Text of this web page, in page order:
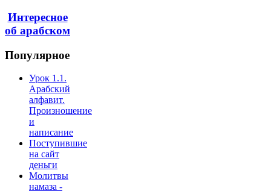
Интересное
об арабском
Популярное
Урок 1.1.
Арабский
алфавит.
Произношение
и
написание
Поступившие
на сайт
деньги
Молитвы
намаза -